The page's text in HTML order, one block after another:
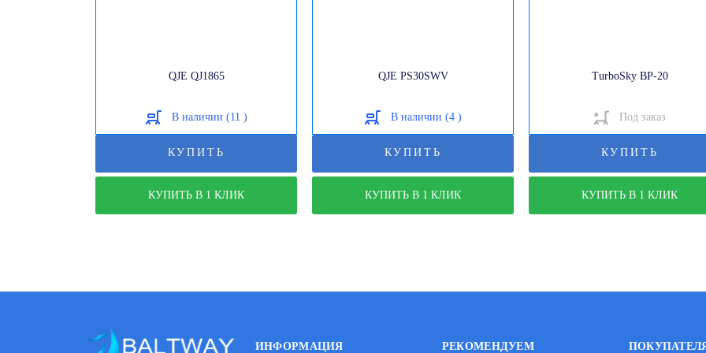
QJE QJ1865
В наличии (11 )
КУПИТЬ
КУПИТЬ В 1 КЛИК
QJE PS30SWV
В наличии (4 )
КУПИТЬ
КУПИТЬ В 1 КЛИК
TurboSky BP-20
Под заказ
КУПИТЬ
КУПИТЬ В 1 КЛИК
ИНФОРМАЦИЯ РЕКОМЕНДУЕМ